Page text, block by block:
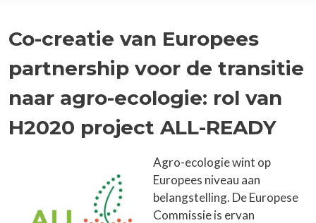
Co-creatie van Europees
partnership voor de transitie
naar agro-ecologie: rol van
H2020 project ALL-READY
Agro-ecologie wint op
Europees niveau aan
belangstelling. De Europese
Commissie is ervan